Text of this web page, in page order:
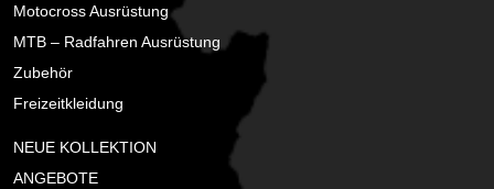
Motocross Ausrüstung
MTB – Radfahren Ausrüstung
Zubehör
Freizeitkleidung
NEUE KOLLEKTION
ANGEBOTE